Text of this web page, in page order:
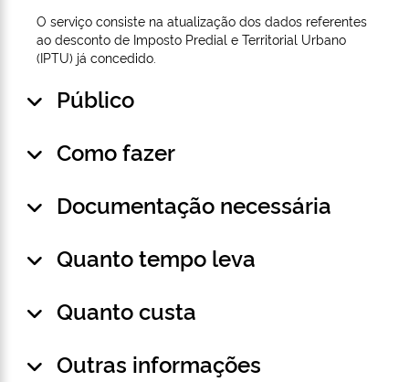
O serviço consiste na atualização dos dados referentes
ao desconto de Imposto Predial e Territorial Urbano
(IPTU) já concedido.
Público
Como fazer
Documentação necessária
Quanto tempo leva
Quanto custa
Outras informações